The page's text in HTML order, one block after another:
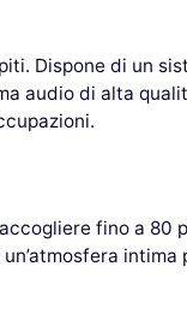
Dispone di un
audio di alta
fino a 80